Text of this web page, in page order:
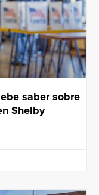
saber sobre
Shelby